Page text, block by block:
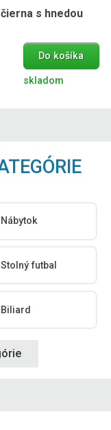
s hnedou
Do košíka
skladom
Nábytok
Stolný futbal
Biliard